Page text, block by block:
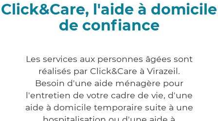
Click&Care, l'aide à domicile
de confiance
Les services aux personnes âgées sont
réalisés par Click&Care à Virazeil.
Besoin d'une aide ménagère pour
l'entretien de votre cadre de vie, d'une
aide à domicile temporaire suite à une